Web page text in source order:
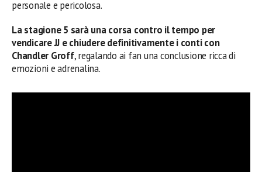
personale e pericolosa.
La stagione 5 sarà una corsa contro il tempo per
vendicare JJ e chiudere definitivamente i conti con
Chandler Groff, regalando ai fan una conclusione ricca di
emozioni e adrenalina.